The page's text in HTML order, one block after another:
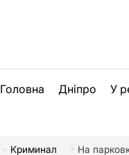
Головна Дніпро У
Криминал На